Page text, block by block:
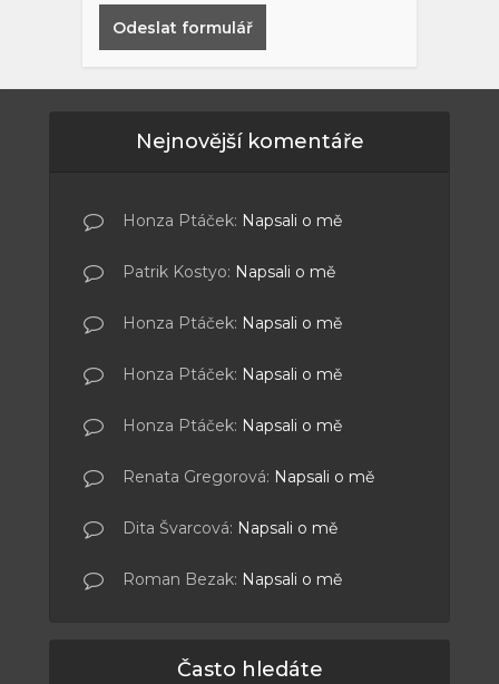
Odeslat formulář
Nejnovější komentáře
Honza Ptáček: Napsali o mě
Patrik Kostyo: Napsali o mě
Honza Ptáček: Napsali o mě
Honza Ptáček: Napsali o mě
Honza Ptáček: Napsali o mě
Renata Gregorová: Napsali o mě
Dita Švarcová: Napsali o mě
Roman Bezak: Napsali o mě
Často hledáte